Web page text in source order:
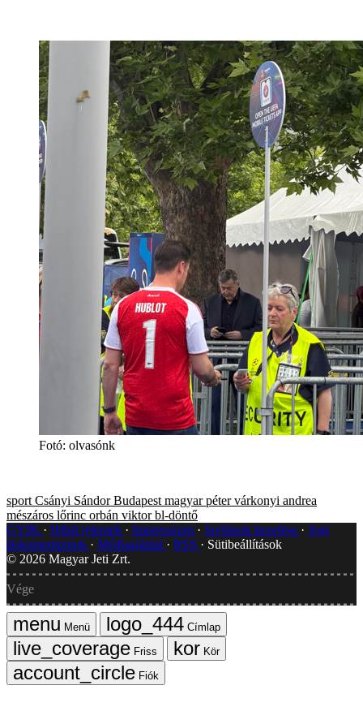
Fotó: olvasónk
sport Csányi Sándor Budapest magyar péter várkonyi andrea
mészáros lőrinc orbán viktor bl-döntő
GYIK
Hibát jelentek Impresszum Javítások kezelése
Jogi
dokumentumok
Médiaajánlat RSS
Sütibeállítások
© 2026 Magyar Jeti Zrt.
Vége
Menü
Címlap
Friss
Kör
Fiók